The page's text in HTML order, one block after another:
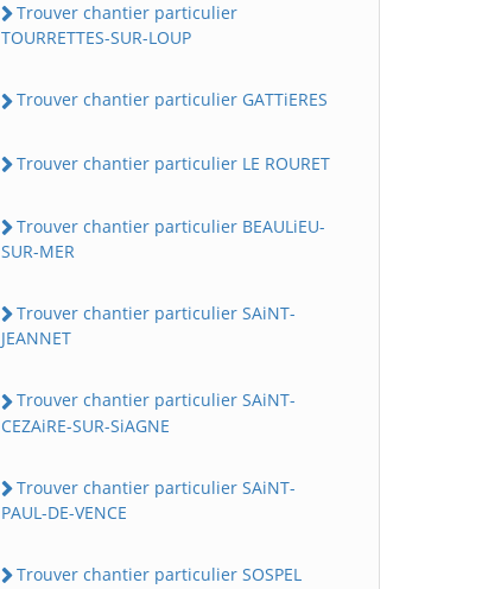
Trouver chantier particulier
TOURRETTES-SUR-LOUP
Trouver chantier particulier GATTiERES
Trouver chantier particulier LE ROURET
Trouver chantier particulier BEAULiEU-
SUR-MER
Trouver chantier particulier SAiNT-
JEANNET
Trouver chantier particulier SAiNT-
CEZAiRE-SUR-SiAGNE
Trouver chantier particulier SAiNT-
PAUL-DE-VENCE
Trouver chantier particulier SOSPEL